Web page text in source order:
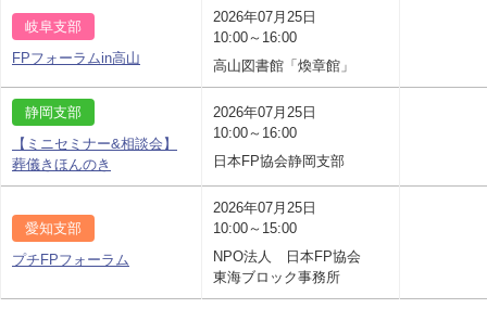
岐阜支部
FPフォーラムin高山
2026年07月25日
10:00～16:00
高山図書館「煥章館」
静岡支部
【ミニセミナー&相談会】
葬儀きほんのき
2026年07月25日
10:00～16:00
日本FP協会静岡支部
愛知支部
プチFPフォーラム
2026年07月25日
10:00～15:00
NPO法人 日本FP協会
東海ブロック事務所